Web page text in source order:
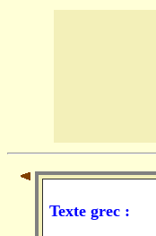
Texte grec :